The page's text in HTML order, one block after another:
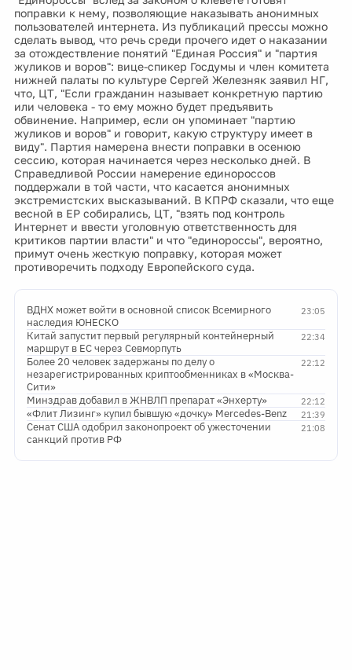
поправки к нему, позволяющие наказывать анонимных
пользователей интернета. Из публикаций прессы можно
сделать вывод, что речь среди прочего идет о наказании
за отождествление понятий "Единая Россия" и "партия
жуликов и воров": вице-спикер Госдумы и член комитета
нижней палаты по культуре Сергей Железняк заявил НГ,
что, ЦТ, "Если гражданин называет конкретную партию
или человека - то ему можно будет предъявить
обвинение. Например, если он упоминает "партию
жуликов и воров" и говорит, какую структуру имеет в
виду". Партия намерена внести поправки в осенюю
сессию, которая начинается через несколько дней. В
Справедливой России намерение единороссов
поддержали в той части, что касается анонимных
экстремистских высказываний. В КПРФ сказали, что еще
весной в ЕР собирались, ЦТ, "взять под контроль
Интернет и ввести уголовную ответственность для
критиков партии власти" и что "единороссы", вероятно,
примут очень жесткую поправку, которая может
противоречить подходу Европейского суда.
23:05
ВДНХ может войти в основной список Всемирного
наследия ЮНЕСКО
22:34
Китай запустит первый регулярный контейнерный
маршрут в ЕС через Севморпуть
22:12
Более 20 человек задержаны по делу о
незарегистрированных криптообменниках в «Москва-
Сити»
22:12
Минздрав добавил в ЖНВЛП препарат «Энхерту»
21:39
«Флит Лизинг» купил бывшую «дочку» Mercedes-Benz
21:08
Сенат США одобрил законопроект об ужесточении
санкций против РФ